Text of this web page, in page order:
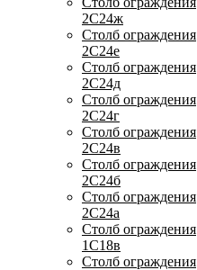
2С24ж
Столб ограждения
2С24е
Столб ограждения
2С24д
Столб ограждения
2С24г
Столб ограждения
2С24в
Столб ограждения
2С24б
Столб ограждения
2С24а
Столб ограждения
1С18в
Столб ограждения